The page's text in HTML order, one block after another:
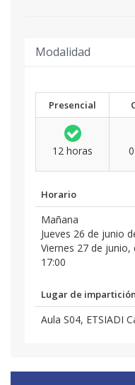
Modalidad
Presencial
12 horas
Horario
Mañana
Jueves 26 de junio
Viernes 27 de junio,
17:00
Lugar de impartición
Aula S04, ETSIADI